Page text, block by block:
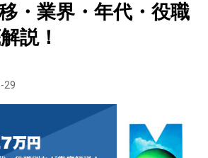
・業界・年代・役職
説！
29